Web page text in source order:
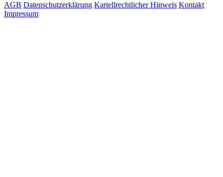
AGB Datenschutzerklärung Kartellrechtlicher Hinweis Kontakt
Impressum